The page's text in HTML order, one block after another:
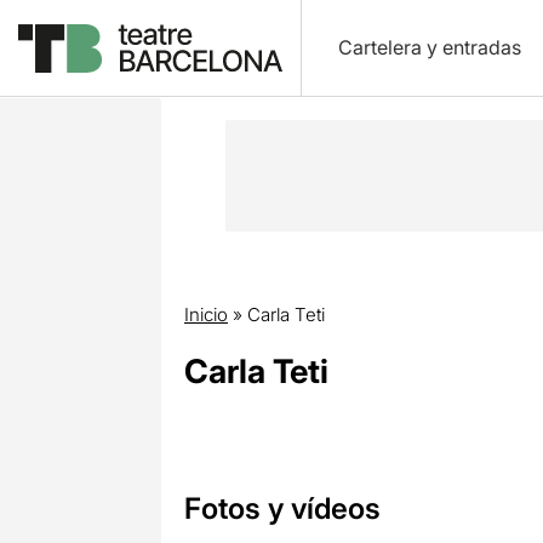
Cartelera y entradas
Inicio » Carla Teti
Carla Teti
Fotos y vídeos